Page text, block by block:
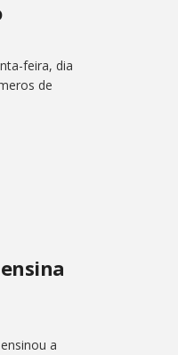
feira, dia
de
a